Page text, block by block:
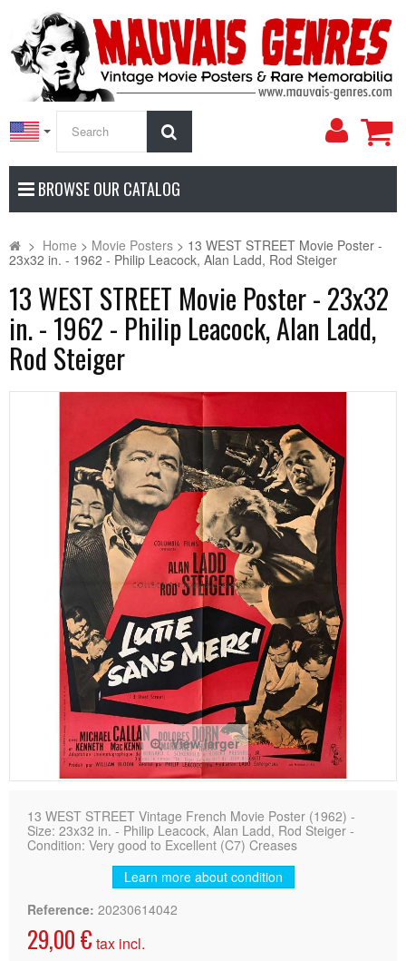
My
BROWSE OUR CATALOG
> Home > Movie Posters > 13 WEST STREET Movie Poster -
23x32 in. - 1962 - Philip Leacock, Alan Ladd, Rod Steiger
13 WEST STREET Movie Poster - 23x32
in. - 1962 - Philip Leacock, Alan Ladd,
Rod Steiger
View larger
13 WEST STREET Vintage French Movie Poster (1962) -
Size: 23x32 in. - Philip Leacock, Alan Ladd, Rod Steiger -
Condition: Very good to Excellent (C7) Creases
Learn more about condition
Reference: 20230614042
29,00 € tax incl.